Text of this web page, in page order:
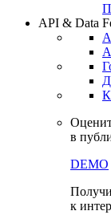
API & Data
в
DEMO
к